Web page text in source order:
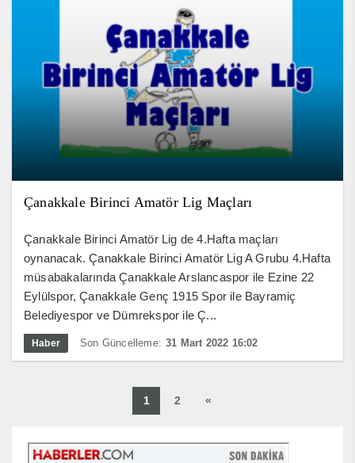
Çanakkale Birinci Amatör Lig Maçları
Çanakkale Birinci Amatör Lig de 4.Hafta maçları
oynanacak. Çanakkale Birinci Amatör Lig A Grubu 4.Hafta
müsabakalarında Çanakkale Arslancaspor ile Ezine 22
Eylülspor, Çanakkale Genç 1915 Spor ile Bayramiç
Belediyespor ve Dümrekspor ile Ç...
Haber Son Güncelleme: 31 Mart 2022 16:02
1 2 «